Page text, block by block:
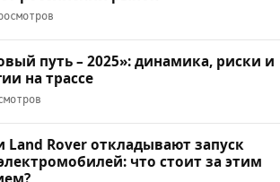
путь – 2025»: динамика, риски и
на трассе
Land Rover откладывают запуск
что стоит за этим